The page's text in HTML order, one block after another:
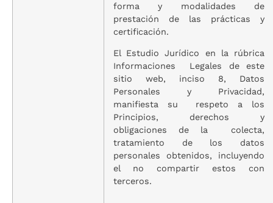
forma y modalidades de
prestación de las prácticas y
certificación.
El Estudio Jurídico en la rúbrica
Informaciones Legales de este
sitio web, inciso 8, Datos
Personales y Privacidad,
manifiesta su respeto a los
Principios, derechos y
obligaciones de la colecta,
tratamiento de los datos
personales obtenidos, incluyendo
el no compartir estos con
terceros.